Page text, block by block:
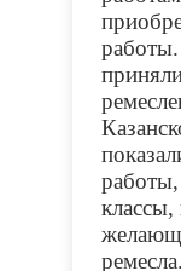
классы,